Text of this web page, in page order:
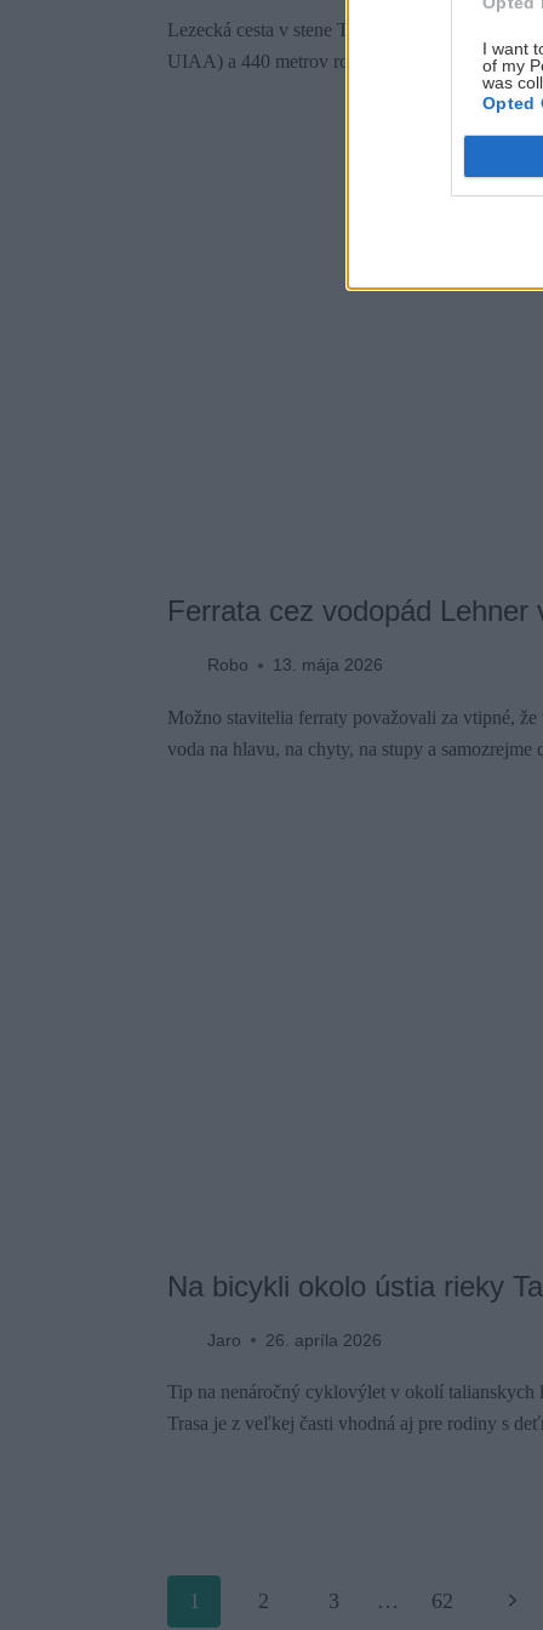
I want
of my
was
Opted
Lezecká cesta v stene Torre Colfosco má
UIAA) a 440 metrov rozložených do 10 dĺžok.
Ferrata cez vodopád Lehner
Robo 13. mája 2026
Možno stavitelia ferraty považovali za vtipné,
voda na hlavu, na chyty, na stupy a samozrejme
Na bicykli okolo ústia rieky
Jaro 26. apríla 2026
Tip na nenáročný cyklovýlet v okolí talianskych
Trasa je z veľkej časti vhodná aj pre rodiny s
Page
1 2 3 … 62 Ďalej